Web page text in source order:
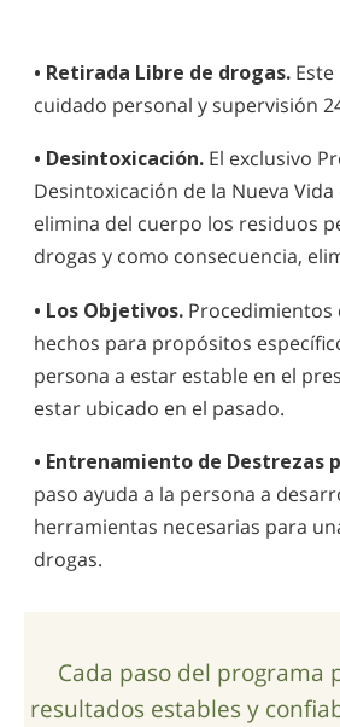
• Retirada Libre de drogas.
cuidado personal y supervisión
• Desintoxicación. El exclusivo
Desintoxicación de la Nueva
elimina del cuerpo los residuos
drogas y como consecuencia,
• Los Objetivos. Procedimientos
hechos para propósitos
persona a estar estable en el
estar ubicado en el pasado.
• Entrenamiento de Destrezas
paso ayuda a la persona a
herramientas necesarias para
drogas.
Cada paso del programa
resultados estables y